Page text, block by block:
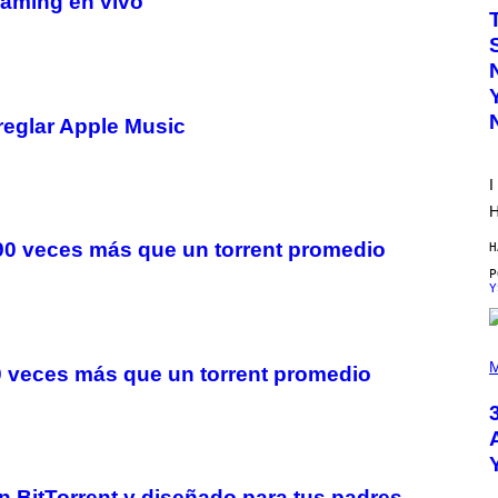
Apple Music
veces más que un torrent promedio
veces más que un torrent promedio
T
A
N
U
K
I
V
I
C
I
H
O
B
Y
S